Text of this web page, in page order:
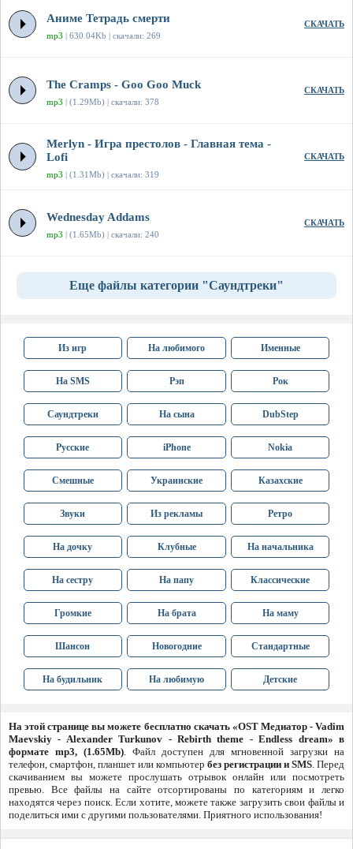
Аниме Тетрадь смерти
mp3 | 630.04Kb | скачали: 269
СКАЧАТЬ
The Cramps - Goo Goo Muck
mp3 | (1.29Mb) | скачали: 378
СКАЧАТЬ
Merlyn - Игра престолов - Главная тема -
Lofi
mp3 | (1.31Mb) | скачали: 319
СКАЧАТЬ
Wednesday Addams
mp3 | (1.65Mb) | скачали: 240
СКАЧАТЬ
Еще файлы категории "Саундтреки"
Из игр На любимого Именные
На SMS Рэп Рок
Саундтреки На сына DubStep
Русские iPhone Nokia
Смешные Украинские Казахские
Звуки Из рекламы Ретро
На дочку Клубные На начальника
На сестру На папу Классические
Громкие На брата На маму
Шансон Новогодние Стандартные
На будильник На любимую Детские
На этой странице вы можете бесплатно скачать «OST Медиатор - Vadim
Maevskiy - Alexander Turkunov - Rebirth theme - Endless dream» в
формате mp3, (1.65Mb). Файл доступен для мгновенной загрузки на
телефон, смартфон, планшет или компьютер без регистрации и SMS. Перед
скачиванием вы можете прослушать отрывок онлайн или посмотреть
превью. Все файлы на сайте отсортированы по категориям и легко
находятся через поиск. Если хотите, можете также загрузить свои файлы и
поделиться ими с другими пользователями. Приятного использования!